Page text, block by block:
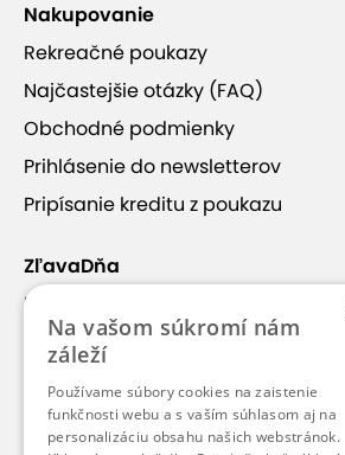
Nakupovanie
Rekreačné poukazy
Najčastejšie otázky (FAQ)
Obchodné podmienky
Prihlásenie do newsletterov
Pripísanie kreditu z poukazu
ZľavaDňa
Náš príbeh
Kontakt
Kariéra
Blog
Na vašom súkromí nám
záleží
Používame súbory cookies na zaistenie
funkčnosti webu a s vaším súhlasom aj na
personalizáciu obsahu našich webstránok.